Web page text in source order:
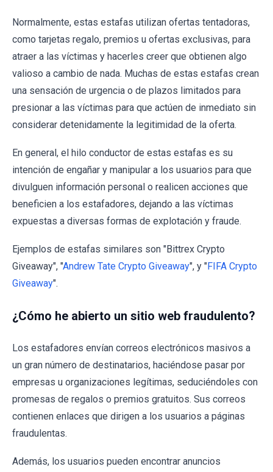
Normalmente, estas estafas utilizan ofertas tentadoras,
como tarjetas regalo, premios u ofertas exclusivas, para
atraer a las víctimas y hacerles creer que obtienen algo
valioso a cambio de nada. Muchas de estas estafas crean
una sensación de urgencia o de plazos limitados para
presionar a las víctimas para que actúen de inmediato sin
considerar detenidamente la legitimidad de la oferta.
En general, el hilo conductor de estas estafas es su
intención de engañar y manipular a los usuarios para que
divulguen información personal o realicen acciones que
beneficien a los estafadores, dejando a las víctimas
expuestas a diversas formas de explotación y fraude.
Ejemplos de estafas similares son "Bittrex Crypto
Giveaway", "Andrew Tate Crypto Giveaway", y "FIFA Crypto
Giveaway".
¿Cómo he abierto un sitio web fraudulento?
Los estafadores envían correos electrónicos masivos a
un gran número de destinatarios, haciéndose pasar por
empresas u organizaciones legítimas, seduciéndoles con
promesas de regalos o premios gratuitos. Sus correos
contienen enlaces que dirigen a los usuarios a páginas
fraudulentas.
Además, los usuarios pueden encontrar anuncios